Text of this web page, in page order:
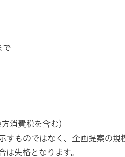
で
消費税を含む）
すものではなく、企画提案の規
は失格となります。